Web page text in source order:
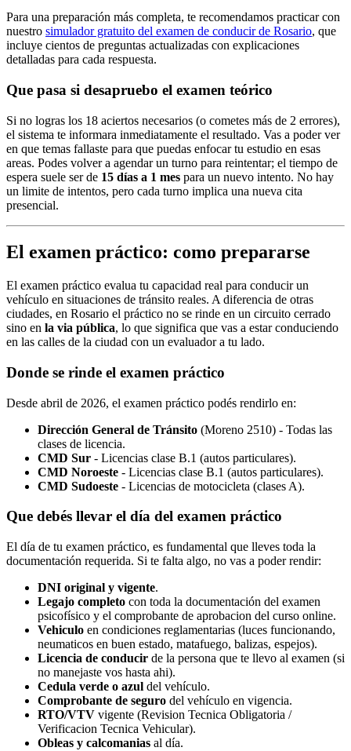
Para una preparación más completa, te recomendamos practicar con
nuestro simulador gratuito del examen de conducir de Rosario, que
incluye cientos de preguntas actualizadas con explicaciones
detalladas para cada respuesta.
Que pasa si desapruebo el examen teórico
Si no logras los 18 aciertos necesarios (o cometes más de 2 errores),
el sistema te informara inmediatamente el resultado. Vas a poder ver
en que temas fallaste para que puedas enfocar tu estudio en esas
areas. Podes volver a agendar un turno para reintentar; el tiempo de
espera suele ser de 15 días a 1 mes para un nuevo intento. No hay
un limite de intentos, pero cada turno implica una nueva cita
presencial.
El examen práctico: como prepararse
El examen práctico evalua tu capacidad real para conducir un
vehículo en situaciones de tránsito reales. A diferencia de otras
ciudades, en Rosario el práctico no se rinde en un circuito cerrado
sino en la via pública, lo que significa que vas a estar conduciendo
en las calles de la ciudad con un evaluador a tu lado.
Donde se rinde el examen práctico
Desde abril de 2026, el examen práctico podés rendirlo en:
Dirección General de Tránsito (Moreno 2510) - Todas las
clases de licencia.
CMD Sur - Licencias clase B.1 (autos particulares).
CMD Noroeste - Licencias clase B.1 (autos particulares).
CMD Sudoeste - Licencias de motocicleta (clases A).
Que debés llevar el día del examen práctico
El día de tu examen práctico, es fundamental que lleves toda la
documentación requerida. Si te falta algo, no vas a poder rendir:
DNI original y vigente.
Legajo completo con toda la documentación del examen
psicofísico y el comprobante de aprobacion del curso online.
Vehiculo en condiciones reglamentarias (luces funcionando,
neumaticos en buen estado, matafuego, balizas, espejos).
Licencia de conducir de la persona que te llevo al examen (si
no manejaste vos hasta ahi).
Cedula verde o azul del vehículo.
Comprobante de seguro del vehículo en vigencia.
RTO/VTV vigente (Revision Tecnica Obligatoria /
Verificacion Tecnica Vehicular).
Obleas y calcomanias al día.